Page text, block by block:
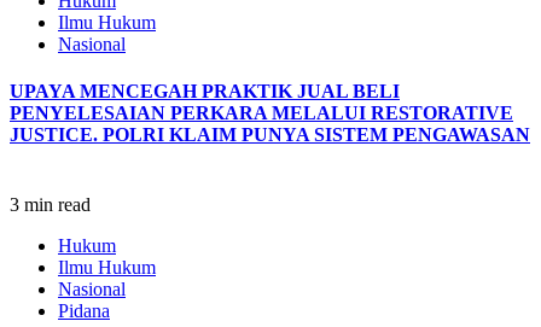
Ilmu Hukum
Nasional
UPAYA MENCEGAH PRAKTIK JUAL BELI
PENYELESAIAN PERKARA MELALUI RESTORATIVE
JUSTICE. POLRI KLAIM PUNYA SISTEM PENGAWASAN
3 min read
Hukum
Ilmu Hukum
Nasional
Pidana